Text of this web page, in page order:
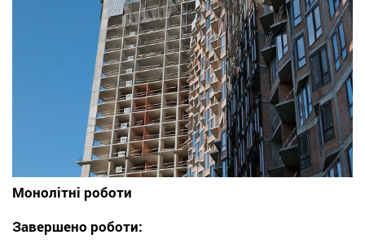
Монолітні роботи
Завершено роботи: